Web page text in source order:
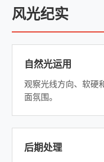
风光纪实
自然光运用
观察光线方向、软硬
面氛围。
后期处理